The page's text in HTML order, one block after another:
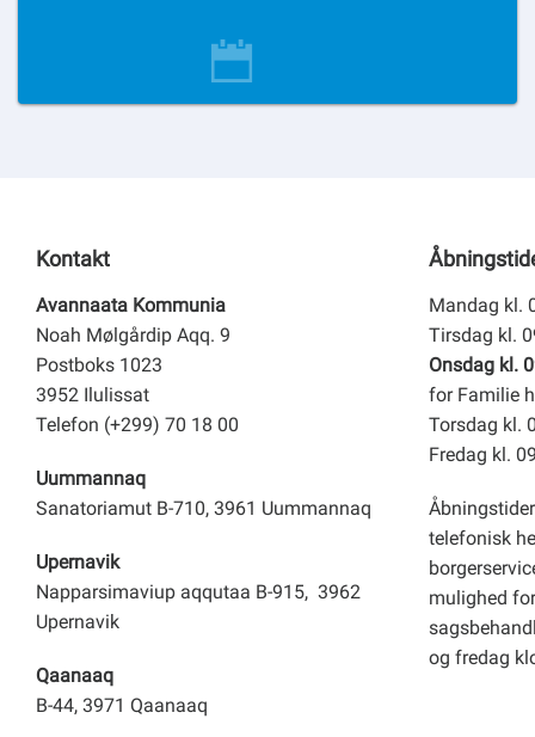
Kontakt
Avannaata Kommunia
Noah Mølgårdip Aqq. 9
Postboks 1023
3952 Ilulissat
Telefon (+299) 70 18 00
Uummannaq
Sanatoriamut B-710, 3961 Uummannaq
Upernavik
Napparsimaviup aqqutaa B-915, 3962
Upernavik
Qaanaaq
B-44, 3971 Qaanaaq
Mandag kl.
Tirsdag kl.
Onsdag kl.
for Familie
Torsdag kl.
Fredag kl.
telefonisk
mulighed
og fredag